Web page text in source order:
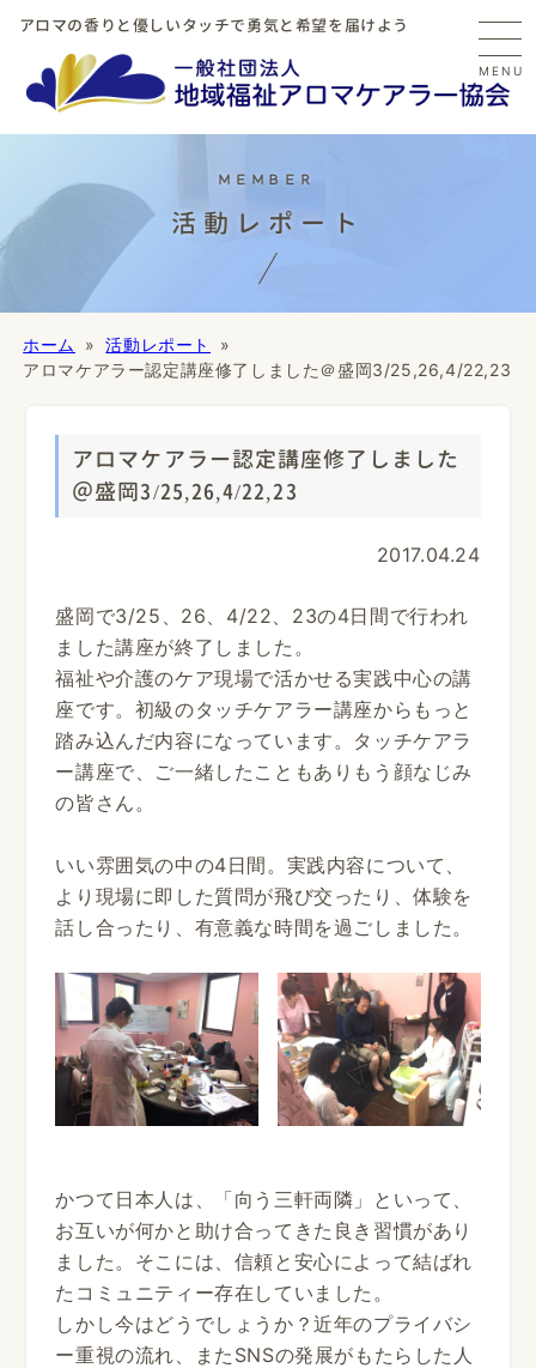
アロマの香りと優しいタッチで勇気と希望を届けよう
MENU
活動レポート
ホーム
活動レポート
アロマケアラー認定講座修了しました＠盛岡3/25,26,4/22,23
アロマケアラー認定講座修了しました
＠盛岡3/25,26,4/22,23
2017.04.24
盛岡で3/25、26、4/22、23の4日間で行われ
ました講座が終了しました。
福祉や介護のケア現場で活かせる実践中心の講
座です。初級のタッチケアラー講座からもっと
踏み込んだ内容になっています。タッチケアラ
ー講座で、ご一緒したこともありもう顔なじみ
の皆さん。
いい雰囲気の中の4日間。実践内容について、
より現場に即した質問が飛び交ったり、体験を
話し合ったり、有意義な時間を過ごしました。
かつて日本人は、「向う三軒両隣」といって、
お互いが何かと助け合ってきた良き習慣があり
ました。そこには、信頼と安心によって結ばれ
たコミュニティー存在していました。
しかし今はどうでしょうか？近年のプライバシ
ー重視の流れ、またSNSの発展がもたらした人